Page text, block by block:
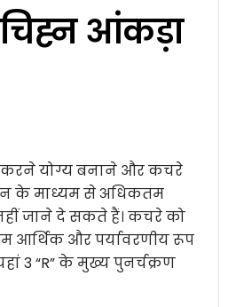
आंकड़ा
करने योग्य बनाने और कचरे
के माध्यम से अधिकतम
जाने दे सकते हैं। कचरे को
आर्थिक और पर्यावरणीय रूप
3 “R” के मुख्य पुनर्चक्रण